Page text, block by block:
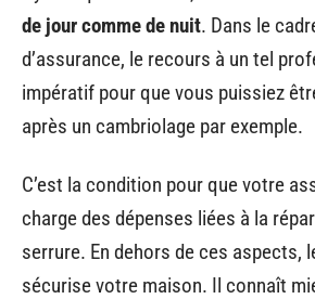
de jour comme de nuit. Dans le
d’assurance, le recours à un tel
impératif pour que vous puissiez
après un cambriolage par exemple.
C’est la condition pour que votre
charge des dépenses liées à la
serrure. En dehors de ces aspects,
sécurise votre maison. Il connaît